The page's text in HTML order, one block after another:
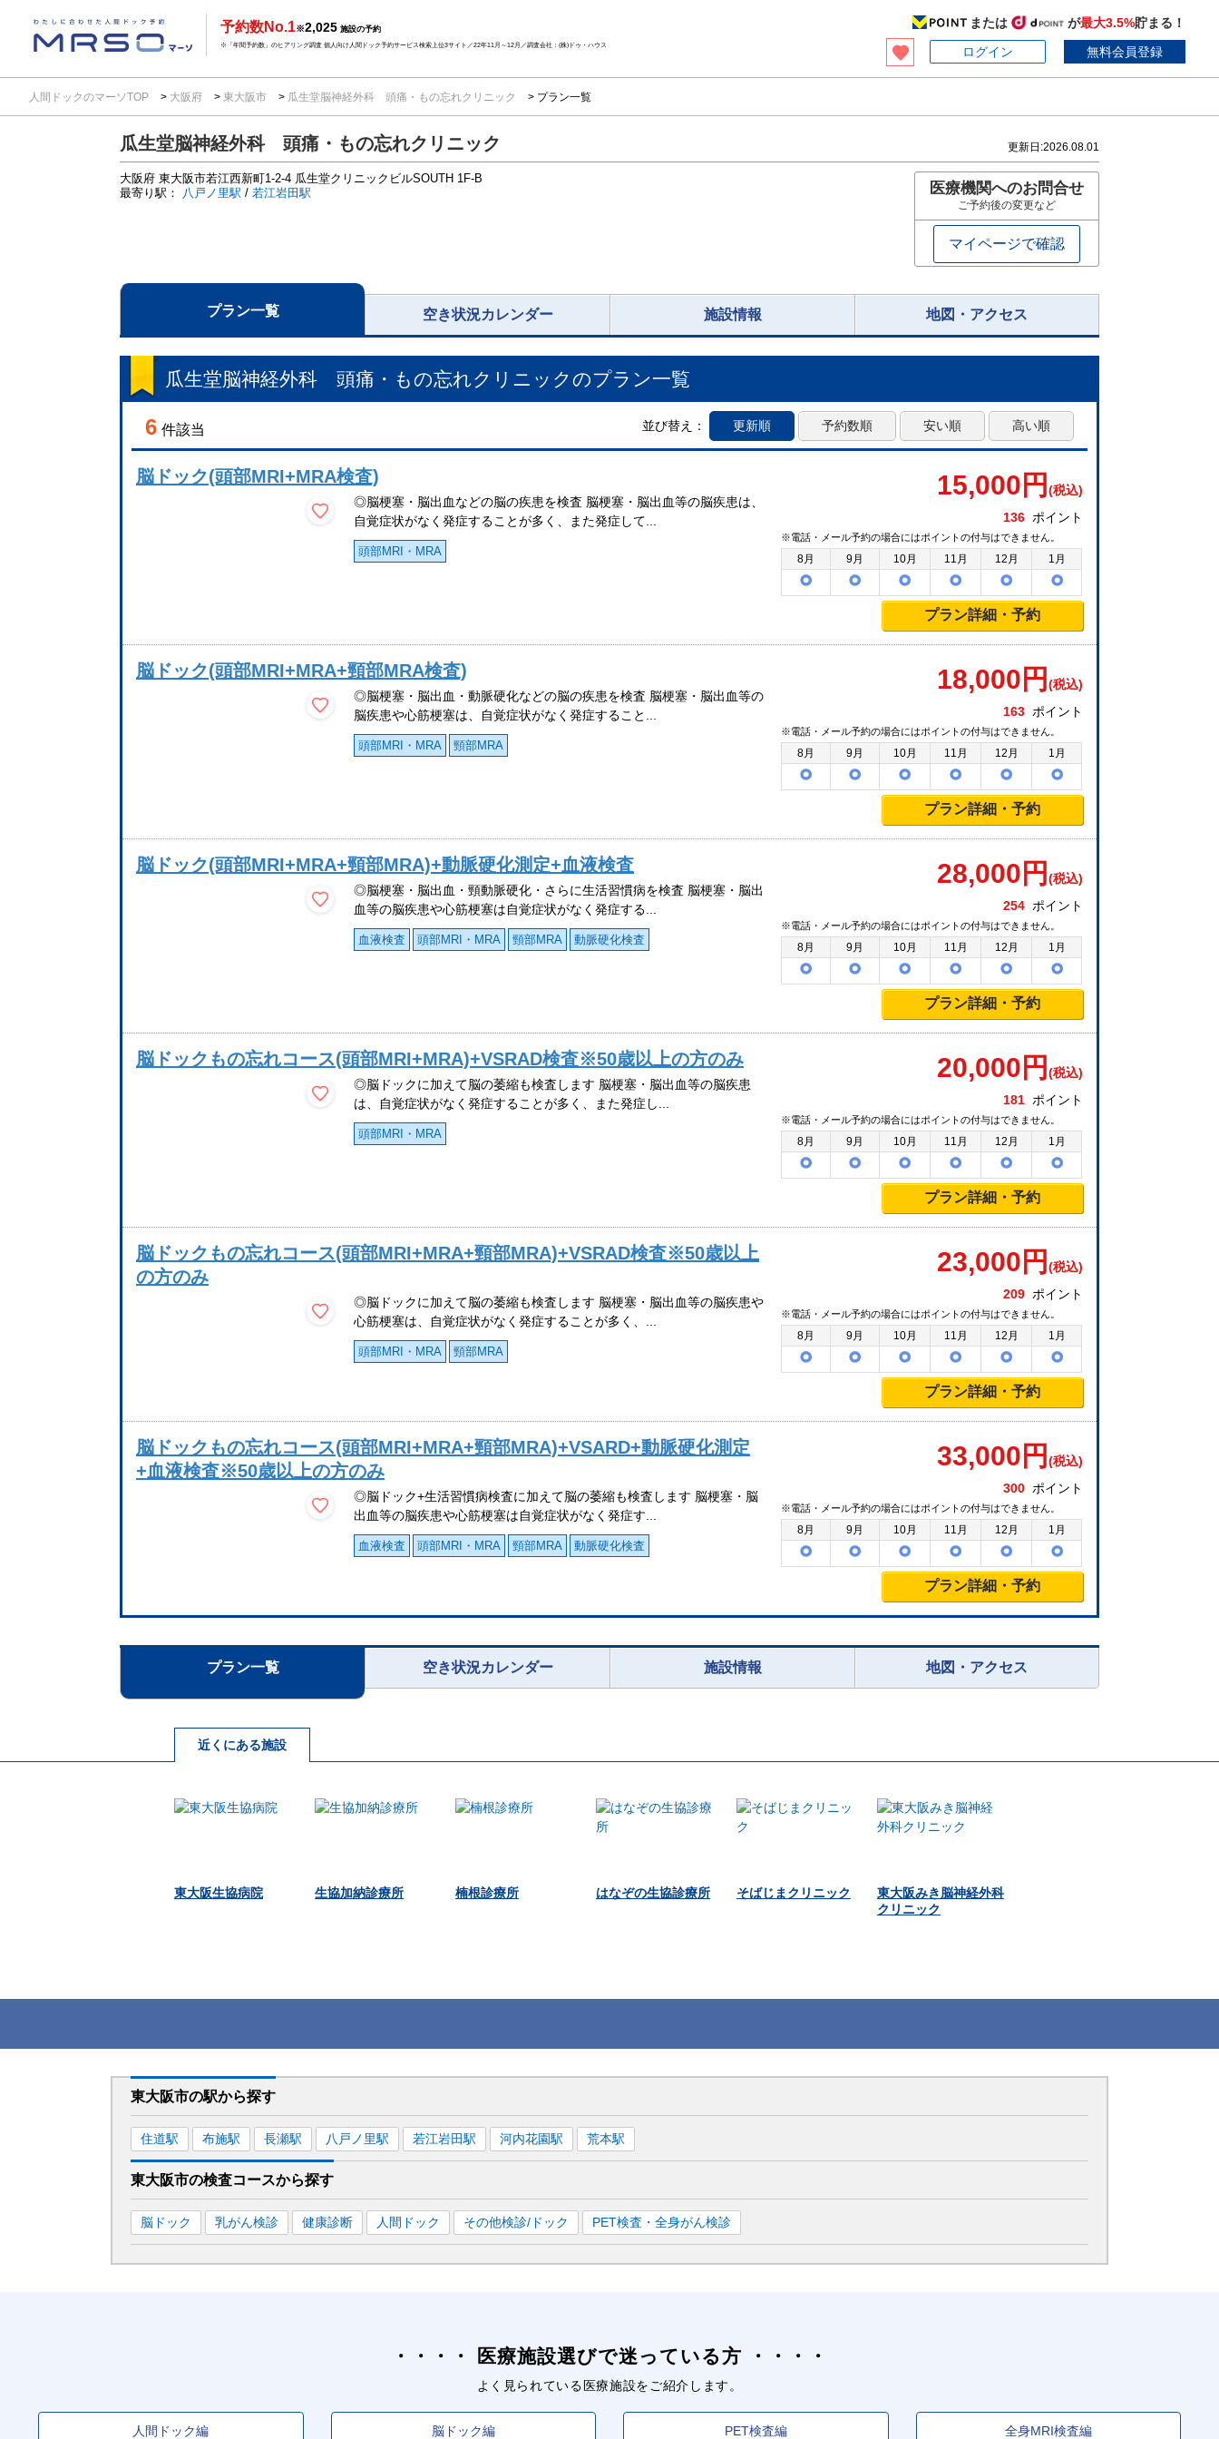
予約数No.1※2,025 施設の予約
※「年間予約数」のヒアリング調査 個人向け人間ドック予約サービス検索上位3サイト／22年11月～12月／調査会社：(株)ドゥ・ハウス
または が最大3.5%貯まる！
ログイン
無料会員登録
人間ドックのマーソTOP 大阪府 東大阪市 瓜生堂脳神経外科 頭痛・もの忘れクリニック プラン一覧
瓜生堂脳神経外科 頭痛・もの忘れクリニック 更新日:2026.08.01
大阪府 東大阪市若江西新町1-2-4 瓜生堂クリニックビルSOUTH 1F-B
最寄り駅： 八戸ノ里駅 / 若江岩田駅 医療機関へのお問合せ
ご予約後の変更など
マイページで確認
プラン一覧 空き状況カレンダー 施設情報 地図・アクセス
瓜生堂脳神経外科 頭痛・もの忘れクリニックのプラン一覧
6 件該当 並び替え： 更新順 予約数順 安い順 高い順
脳ドック(頭部MRI+MRA検査)
◎脳梗塞・脳出血などの脳の疾患を検査 脳梗塞・脳出血等の脳疾患は、
自覚症状がなく発症することが多く、また発症して...
頭部MRI・MRA
15,000 円 (税込)
136 ポイント
※電話・メール予約の場合にはポイントの付与はできません。
8月 9月 10月 11月 12月 1月
プラン詳細・予約
脳ドック(頭部MRI+MRA+頸部MRA検査)
◎脳梗塞・脳出血・動脈硬化などの脳の疾患を検査 脳梗塞・脳出血等の
脳疾患や心筋梗塞は、自覚症状がなく発症すること...
頭部MRI・MRA 頸部MRA
18,000 円 (税込)
163 ポイント
※電話・メール予約の場合にはポイントの付与はできません。
8月 9月 10月 11月 12月 1月
プラン詳細・予約
脳ドック(頭部MRI+MRA+頸部MRA)+動脈硬化測定+血液検査
◎脳梗塞・脳出血・頸動脈硬化・さらに生活習慣病を検査 脳梗塞・脳出
血等の脳疾患や心筋梗塞は自覚症状がなく発症する...
血液検査 頭部MRI・MRA 頸部MRA 動脈硬化検査
28,000 円 (税込)
254 ポイント
※電話・メール予約の場合にはポイントの付与はできません。
8月 9月 10月 11月 12月 1月
プラン詳細・予約
脳ドックもの忘れコース(頭部MRI+MRA)+VSRAD検査※50歳以上の方のみ
◎脳ドックに加えて脳の萎縮も検査します 脳梗塞・脳出血等の脳疾患
は、自覚症状がなく発症することが多く、また発症し...
頭部MRI・MRA
20,000 円 (税込)
181 ポイント
※電話・メール予約の場合にはポイントの付与はできません。
8月 9月 10月 11月 12月 1月
プラン詳細・予約
脳ドックもの忘れコース(頭部MRI+MRA+頸部MRA)+VSRAD検査※50歳以上
の方のみ
◎脳ドックに加えて脳の萎縮も検査します 脳梗塞・脳出血等の脳疾患や
心筋梗塞は、自覚症状がなく発症することが多く、...
頭部MRI・MRA 頸部MRA
23,000 円 (税込)
209 ポイント
※電話・メール予約の場合にはポイントの付与はできません。
8月 9月 10月 11月 12月 1月
プラン詳細・予約
脳ドックもの忘れコース(頭部MRI+MRA+頸部MRA)+VSARD+動脈硬化測定
+血液検査※50歳以上の方のみ
◎脳ドック+生活習慣病検査に加えて脳の萎縮も検査します 脳梗塞・脳
出血等の脳疾患や心筋梗塞は自覚症状がなく発症す...
血液検査 頭部MRI・MRA 頸部MRA 動脈硬化検査
33,000 円 (税込)
300 ポイント
※電話・メール予約の場合にはポイントの付与はできません。
8月 9月 10月 11月 12月 1月
プラン詳細・予約
プラン一覧 空き状況カレンダー 施設情報 地図・アクセス
近くにある施設
東大阪生協病院 生協加納診療所 楠根診療所 はなぞの生協診療所 そばじまクリニック
東大阪みき脳神経外科
クリニック
東大阪市の駅から探す
住道駅 布施駅 長瀬駅 八戸ノ里駅 若江岩田駅 河内花園駅 荒本駅
東大阪市の検査コースから探す
脳ドック 乳がん検診 健康診断 人間ドック その他検診/ドック PET検査・全身がん検診
医療施設選びで迷っている方
よく見られている医療施設をご紹介します。
人間ドック編 脳ドック編 PET検査編 全身MRI検査編